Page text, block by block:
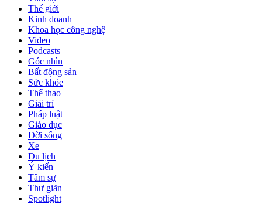
Thế giới
Kinh doanh
Khoa học công nghệ
Video
Podcasts
Góc nhìn
Bất động sản
Sức khỏe
Thể thao
Giải trí
Pháp luật
Giáo dục
Đời sống
Xe
Du lịch
Ý kiến
Tâm sự
Thư giãn
Spotlight